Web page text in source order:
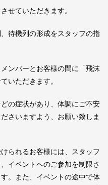
せていただきます。
待機列の形成をスタッフの指
ンバーとお客様の間に「飛沫
いただきます。
の症状があり、体調にご不安
さいますよう、お願い致しま
られるお客様には、スタッフ
イベントへのご参加を制限さ
。また、イベントの途中で体